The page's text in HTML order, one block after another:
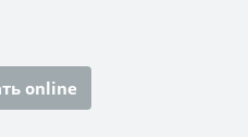
online